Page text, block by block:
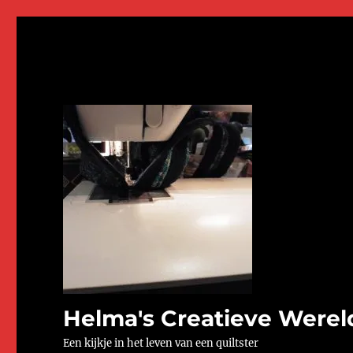
Helma's Creatieve
Een kijkje in het leven van een quiltster